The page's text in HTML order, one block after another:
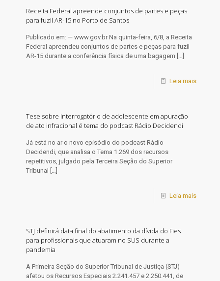
Receita Federal apreende conjuntos de partes e peças
para fuzil AR-15 no Porto de Santos
Publicado em: — www.gov.br Na quinta-feira, 6/8, a Receita
Federal apreendeu conjuntos de partes e peças para fuzil
AR-15 durante a conferência física de uma bagagem […]
Leia mais
Tese sobre interrogatório de adolescente em apuração
de ato infracional é tema do podcast Rádio Decidendi
​Já está no ar o novo episódio do podcast Rádio
Decidendi, que analisa o Tema 1.269 dos recursos
repetitivos, julgado pela Terceira Seção do Superior
Tribunal
[…]
Leia mais
STJ definirá data final do abatimento da dívida do Fies
para profissionais que atuaram no SUS durante a
pandemia
​A Primeira Seção do Superior Tribunal de Justiça (STJ)
afetou os Recursos Especiais 2.241.457 e 2.250.441, de